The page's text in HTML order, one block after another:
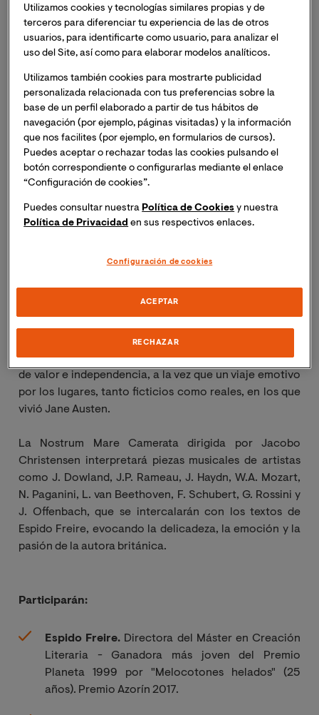
Sociedad y el centro de estudios HUMA. Inscripción
necesaria. Recibirás el mismo día del evento un
enlace para acceder a la sesión online.
Lugar:Sala Rodrigo del Palau de la Música de
Valencia.Actopresencialyporstreaming.
Fecha:Miércoles, 21 de febrero de 2024, a las
19:30 (hora España peninsular);13:30h (hora
Colombia).
Este evento se enmarca en el ciclo “Las Artes en
Paralelo” con VIU, dentro de las actividades del Palau
textos pertenecientes a su libro “Tras los pasos de Jane
Austen” (Ariel, 2021), dentro de su dilatada trayectoria
asistentes disfrutar de varios fragmentos de la obra,
que presenta una bella historia de amor y un mensaje
de valor e independencia, a la vez que un viaje emotivo
por los lugares, tanto ficticios como reales, en los que
vivió Jane Austen.
La Nostrum Mare Camerata dirigida por Jacobo
Christensen interpretará piezas musicales de artistas
como J. Dowland, J.P. Rameau, J. Haydn, W.A. Mozart,
N. Paganini, L. van Beethoven, F. Schubert, G. Rossini y
J. Offenbach, que se intercalarán con los textos de
Espido Freire, evocando la delicadeza, la emoción y la
pasión de la autora británica.
Participarán:
Espido Freire. Directora del Máster en Creación
Literaria - Ganadora más joven del Premio
Planeta 1999 por "Melocotones helados" (25
años). Premio Azorín 2017.
Utilizamos cookies y tecnologías similares propias y de
terceros para diferenciar tu experiencia de las de otros
usuarios, para identificarte como usuario, para analizar el
uso del Site, así como para elaborar modelos analíticos.
Utilizamos también cookies para mostrarte publicidad
personalizada relacionada con tus preferencias sobre la
base de un perfil elaborado a partir de tus hábitos de
navegación (por ejemplo, páginas visitadas) y la información
que nos facilites (por ejemplo, en formularios de cursos).
Puedes aceptar o rechazar todas las cookies pulsando el
botón correspondiente o configurarlas mediante el enlace
“Configuración de cookies”.
Puedes consultar nuestra Política de Cookies y nuestra
Política de Privacidad en sus respectivos enlaces.
Configuración de cookies
RECHAZAR
ACEPTAR